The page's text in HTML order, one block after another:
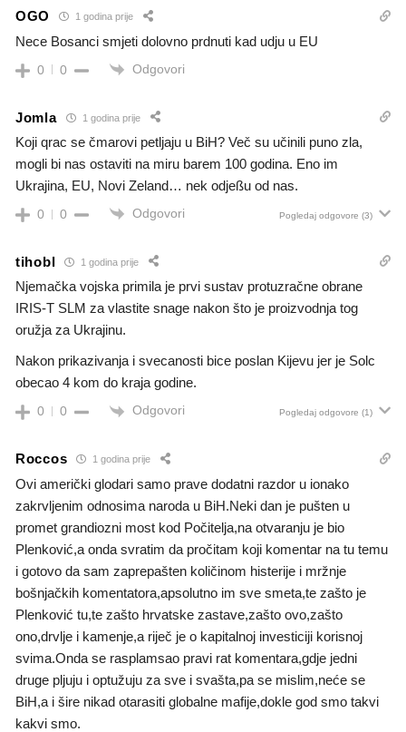
OGO 1 godina prije
Nece Bosanci smjeti dolovno prdnuti kad udju u EU
0 0 Odgovori
Jomla 1 godina prije
Koji qrac se čmarovi petljaju u BiH? Več su učinili puno zla,
mogli bi nas ostaviti na miru barem 100 godina. Eno im
Ukrajina, EU, Novi Zeland… nek odjeßu od nas.
0 0 Odgovori Pogledaj odgovore (3)
tihobl 1 godina prije
Njemačka vojska primila je prvi sustav protuzračne obrane
IRIS-T SLM za vlastite snage nakon što je proizvodnja tog
oružja za Ukrajinu.
Nakon prikazivanja i svecanosti bice poslan Kijevu jer je Solc
obecao 4 kom do kraja godine.
0 0 Odgovori Pogledaj odgovore (1)
Roccos 1 godina prije
Ovi američki glodari samo prave dodatni razdor u ionako
zakrvljenim odnosima naroda u BiH.Neki dan je pušten u
promet grandiozni most kod Počitelja,na otvaranju je bio
Plenković,a onda svratim da pročitam koji komentar na tu temu
i gotovo da sam zaprepašten količinom histerije i mržnje
bošnjačkih komentatora,apsolutno im sve smeta,te zašto je
Plenković tu,te zašto hrvatske zastave,zašto ovo,zašto
ono,drvlje i kamenje,a riječ je o kapitalnoj investiciji korisnoj
svima.Onda se rasplamsao pravi rat komentara,gdje jedni
druge pljuju i optužuju za sve i svašta,pa se mislim,neće se
BiH,a i šire nikad otarasiti globalne mafije,dokle god smo takvi
kakvi smo.